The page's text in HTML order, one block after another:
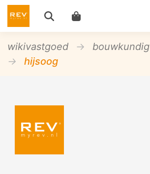
wikivastgoed
bouwkundig
hijsoog